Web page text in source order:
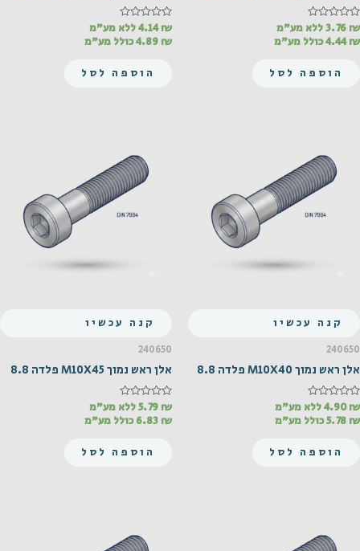
דורג
מתוך
3.76 ₪
ללא מע"מ
4.44₪ כולל מע"מ
הוספה לסל
דורג
מתוך
4.14₪
ללא מע"מ
4.89 ₪ כולל מע"מ
הוספה לסל
קנה עכשיו
240650
אלן ראש נמוך M10X40 פלדה 8.8
דורג
מתוך
4.90₪
ללא מע"מ
5.78 ₪ כולל מע"מ
הוספה לסל
קנה עכשיו
240650
אלן ראש נמוך M10X45 פלדה 8.8
דורג
מתוך
5.79 ₪
ללא מע"מ
6.83 ₪ כולל מע"מ
הוספה לסל